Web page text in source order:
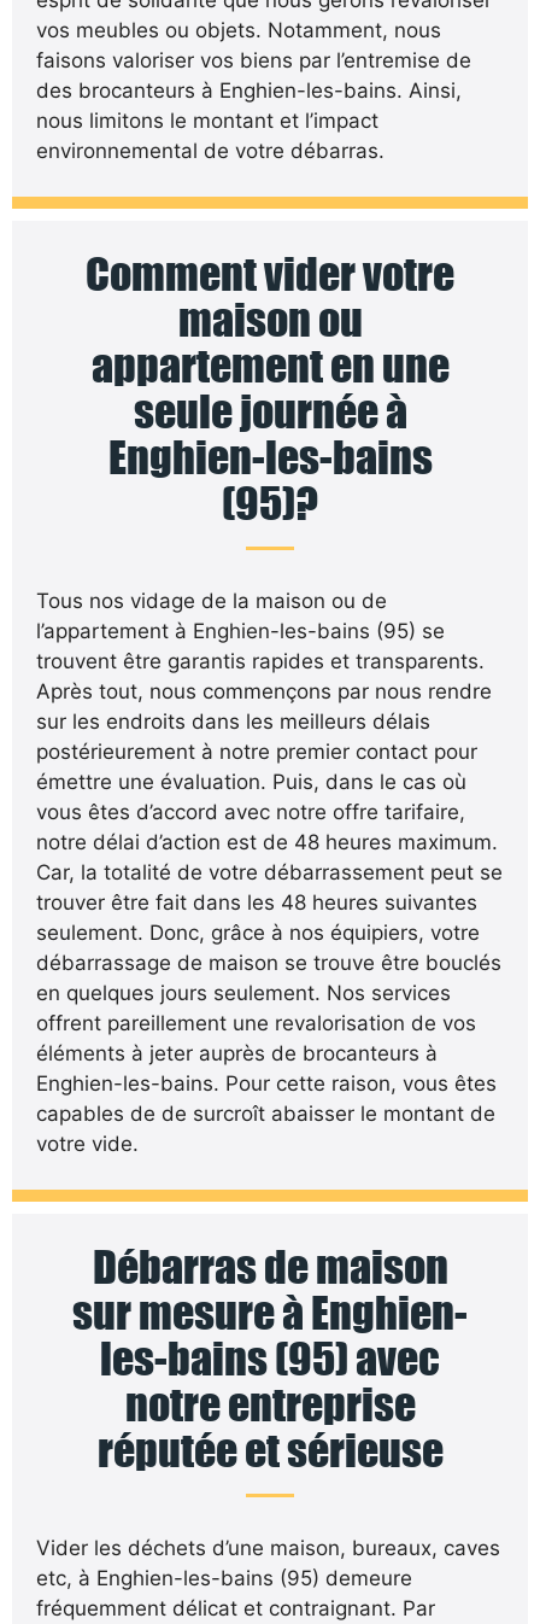
vos meubles ou objets. Notamment, nous
faisons valoriser vos biens par l’entremise de
des brocanteurs à Enghien-les-bains. Ainsi,
nous limitons le montant et l’impact
environnemental de votre débarras.
Comment vider votre
maison ou
appartement en une
seule journée à
Enghien-les-bains
(95)?
Tous nos vidage de la maison ou de
l’appartement à Enghien-les-bains (95) se
trouvent être garantis rapides et transparents.
Après tout, nous commençons par nous rendre
sur les endroits dans les meilleurs délais
postérieurement à notre premier contact pour
émettre une évaluation. Puis, dans le cas où
vous êtes d’accord avec notre offre tarifaire,
notre délai d’action est de 48 heures maximum.
Car, la totalité de votre débarrassement peut se
trouver être fait dans les 48 heures suivantes
seulement. Donc, grâce à nos équipiers, votre
débarrassage de maison se trouve être bouclés
en quelques jours seulement. Nos services
offrent pareillement une revalorisation de vos
éléments à jeter auprès de brocanteurs à
Enghien-les-bains. Pour cette raison, vous êtes
capables de de surcroît abaisser le montant de
votre vide.
Débarras de maison
sur mesure à Enghien-
les-bains (95) avec
notre entreprise
réputée et sérieuse
Vider les déchets d’une maison, bureaux, caves
etc, à Enghien-les-bains (95) demeure
fréquemment délicat et contraignant. Par